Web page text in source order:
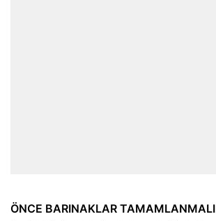
ÖNCE BARINAKLAR TAMAMLANMALI